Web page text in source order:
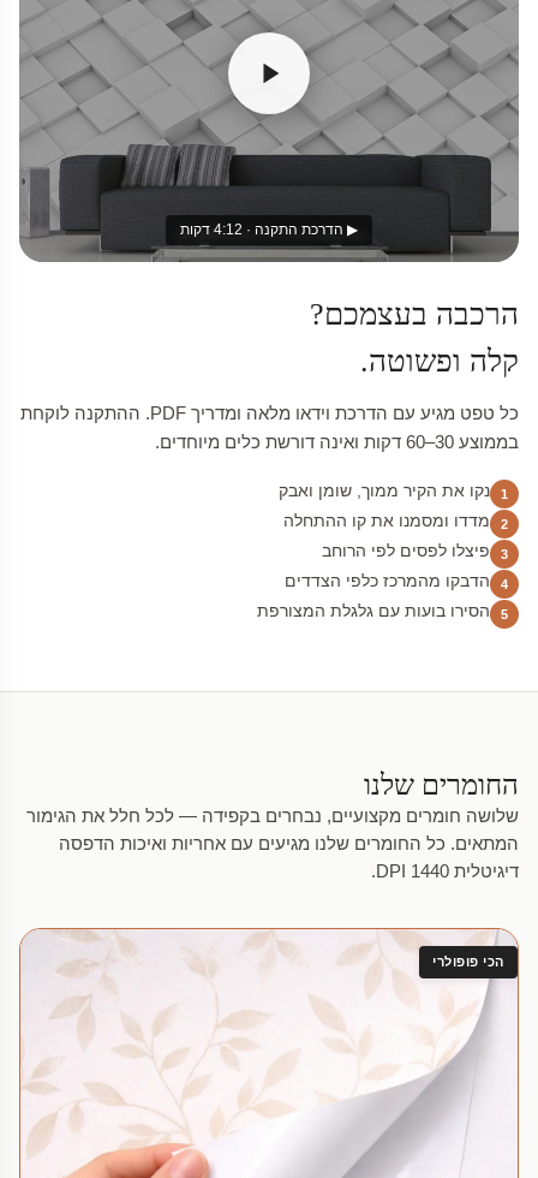
▶ הדרכת התקנה · 4:12 דקות
הרכבה בעצמכם?
קלה ופשוטה.
כל טפט מגיע עם הדרכת וידאו מלאה ומדריך PDF. ההתקנה לוקחת
בממוצע 30–60 דקות ואינה דורשת כלים מיוחדים.
1 נקו את הקיר ממוך, שומן ואבק
2 מדדו ומסמנו את קו ההתחלה
3 פיצלו לפסים לפי הרוחב
4 הדבקו מהמרכז כלפי הצדדים
5 הסירו בועות עם גלגלת המצורפת
החומרים שלנו
שלושה חומרים מקצועיים, נבחרים בקפידה — לכל חלל את הגימור
המתאים. כל החומרים שלנו מגיעים עם אחריות ואיכות הדפסה
דיגיטלית 1440 DPI.
הכי פופולרי